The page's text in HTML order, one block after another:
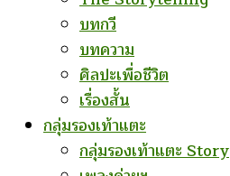
บทกวี
บทความ
ศิลปะเพื่อชีวิต
เรื่องสั้น
กลุ่มรองเท้าแตะ
กลุ่มรองเท้าแตะ Story